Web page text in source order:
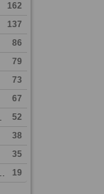
162
137
86
79
73
67
52
38
35
19